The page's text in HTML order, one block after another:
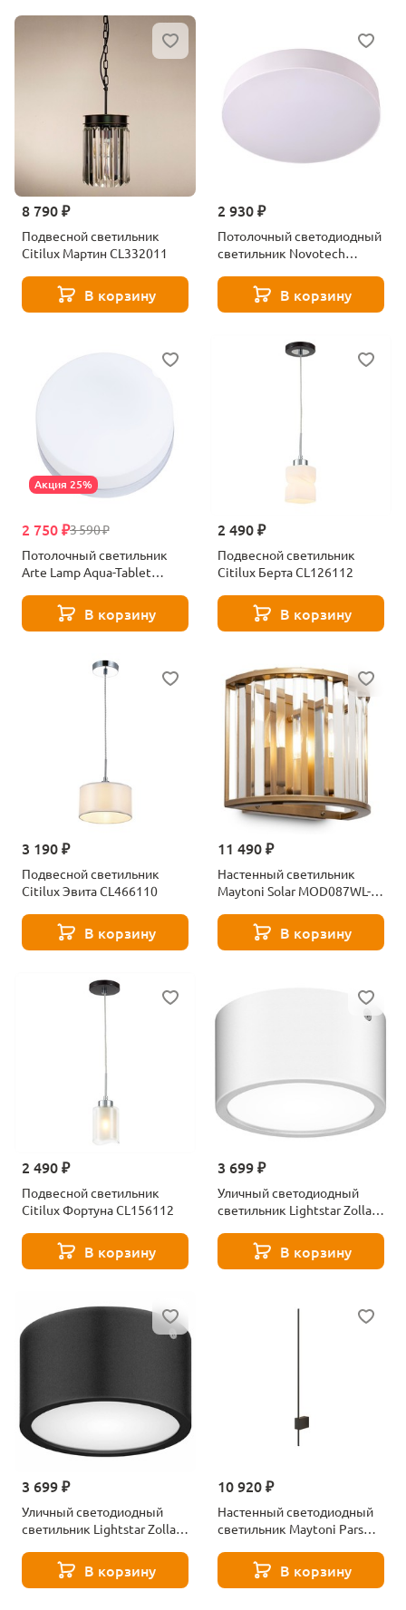
8 790 ₽
Подвесной светильник
Citilux Мартин CL332011
В корзину
2 930 ₽
Потолочный светодиодный
светильник Novotech
В корзину
Акция 25%
3 590 ₽
2 750 ₽
Потолочный светильник
Arte Lamp Aqua-Tablet
В корзину
2 490 ₽
Подвесной светильник
Citilux Берта CL126112
В корзину
3 190 ₽
Подвесной светильник
Citilux Эвита CL466110
В корзину
11 490 ₽
Настенный светильник
Maytoni Solar MOD087WL-
В корзину
2 490 ₽
Подвесной светильник
Citilux Фортуна CL156112
В корзину
3 699 ₽
Уличный светодиодный
светильник Lightstar Zolla
В корзину
3 699 ₽
Уличный светодиодный
светильник Lightstar Zolla
В корзину
10 920 ₽
Настенный светодиодный
светильник Maytoni Pars
В корзину